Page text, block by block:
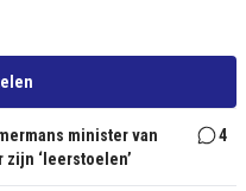
minister van
‘leerstoelen’
4